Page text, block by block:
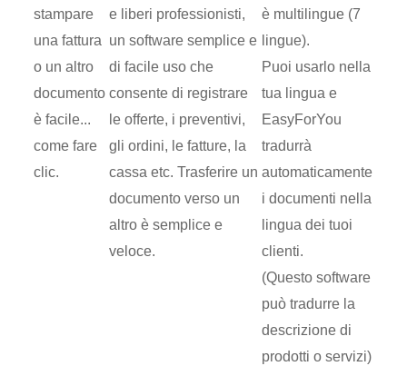
stampare
una fattura
o un altro
documento
è facile...
come fare
clic.
e liberi professionisti,
un software semplice e
di facile uso che
consente di registrare
le offerte, i preventivi,
gli ordini, le fatture, la
cassa etc. Trasferire un
documento verso un
altro è semplice e
veloce.
è multilingue (7
lingue).
Puoi usarlo nella
tua lingua e
EasyForYou
tradurrà
automaticamente
i documenti nella
lingua dei tuoi
clienti.
(Questo software
può tradurre la
descrizione di
prodotti o servizi)